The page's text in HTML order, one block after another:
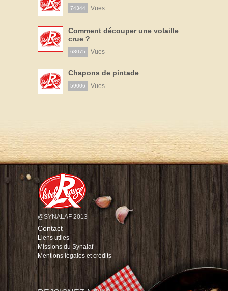
74344 Vues
Comment découper une volaille
crue ?
63075 Vues
Chapons de pintade
59006 Vues
@SYNALAF 2013
Contact
Liens utiles
Missions du Synalaf
Mentions légales et crédits